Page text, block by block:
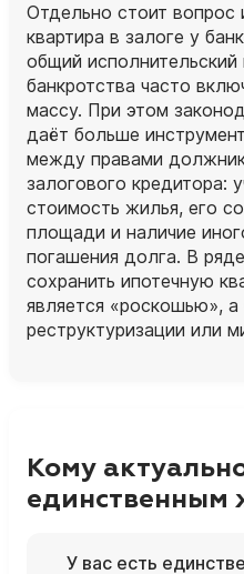
Отдельно стоит вопрос
квартира в залоге у
общий
банкротства часто
массу. При этом
даёт больше
между правами
залогового кредитора:
стоимость жилья, его
площади и наличие
погашения долга. В
сохранить ипотечную
является «роскошью»,
реструктуризации или
Кому
единственным
У вас есть